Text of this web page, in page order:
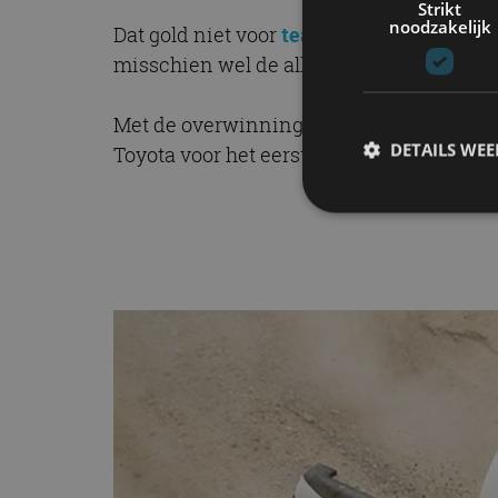
Dat gold niet voorteamgenoot Bernard
misschien wel de allersnelste was en
Met de overwinning van de Dakar Rally
Toyota voor het eerst de 24 uur van Le
Strikt
noodzakelijk
DETAILS
accountbeheer. De